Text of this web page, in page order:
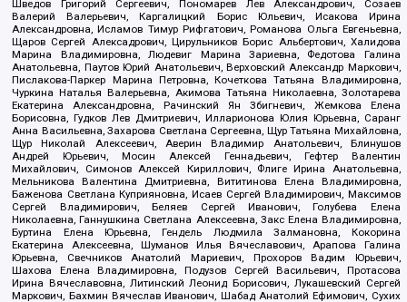
Шведов Григорий Сергеевич, Пономарев Лев Александрович, Созаев
Валерий Валерьевич, Каргалицкий Борис Юльевич, Исакова Ирина
Александровна, Исламов Тимур Рифгатович, Романова Ольга Евгеньевна,
Щаров Сергей Алексадрович, Цирульников Борис Альбертович, Халидова
Марина Владимировна, Людевиг Марина Зариевна, Федотова Галина
Анатольевна, Паутов Юрий Анатольевич, Верховский Александр Маркович,
Пислакова-Паркер Марина Петровна, Кочеткова Татьяна Владимировна,
Чуркина Наталья Валерьевна, Акимова Татьяна Николаевна, Золотарева
Екатерина Александровна, Рачинский Ян Збигневич, Жемкова Елена
Борисовна, Гудков Лев Дмитриевич, Илларионова Юлия Юрьевна, Саранг
Анна Васильевна, Захарова Светлана Сергеевна, Щур Татьяна Михайловна,
Щур Николай Алексеевич, Аверин Владимир Анатольевич, Блинушов
Андрей Юрьевич, Мосин Алексей Геннадьевич, Гефтер Валентин
Михайлович, Симонов Алексей Кириллович, Флиге Ирина Анатольевна,
Мельникова Валентина Дмитриевна, Вититинова Елена Владимировна,
Баженова Светлана Куприяновна, Исаев Сергей Владимирович, Максимов
Сергей Владимирович, Беляев Сергей Иванович, Голубева Елена
Николаевна, Ганнушкина Светлана Алексеевна, Закс Елена Владимировна,
Буртина Елена Юрьевна, Гендель Людмила Залмановна, Кокорина
Екатерина Алексеевна, Шуманов Илья Вячеславович, Арапова Галина
Юрьевна, Свечников Анатолий Мариевич, Прохоров Вадим Юрьевич,
Шахова Елена Владимировна, Подузов Сергей Васильевич, Протасова
Ирина Вячеславовна, Литинский Леонид Борисович, Лукашевский Сергей
Маркович, Бахмин Вячеслав Иванович, Шабад Анатолий Ефимович, Сухих